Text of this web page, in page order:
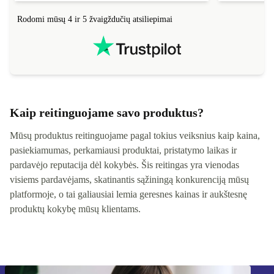
Rodomi mūsų 4 ir 5 žvaigždučių atsiliepimai
Kaip reitinguojame savo produktus?
Mūsų produktus reitinguojame pagal tokius veiksnius kaip kaina,
pasiekiamumas, perkamiausi produktai, pristatymo laikas ir
pardavėjo reputacija dėl kokybės. Šis reitingas yra vienodas
visiems pardavėjams, skatinantis sąžiningą konkurenciją mūsų
platformoje, o tai galiausiai lemia geresnes kainas ir aukštesnę
produktų kokybę mūsų klientams.